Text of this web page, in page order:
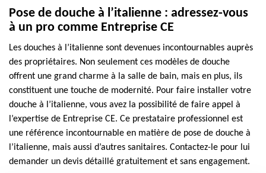
Pose de douche à l’italienne : adressez-vous
à un pro comme Entreprise CE
Les douches à l’italienne sont devenues incontournables auprès
des propriétaires. Non seulement ces modèles de douche
offrent une grand charme à la salle de bain, mais en plus, ils
constituent une touche de modernité. Pour faire installer votre
douche à l’italienne, vous avez la possibilité de faire appel à
l’expertise de Entreprise CE. Ce prestataire professionnel est
une référence incontournable en matière de pose de douche à
l’italienne, mais aussi d’autres sanitaires. Contactez-le pour lui
demander un devis détaillé gratuitement et sans engagement.